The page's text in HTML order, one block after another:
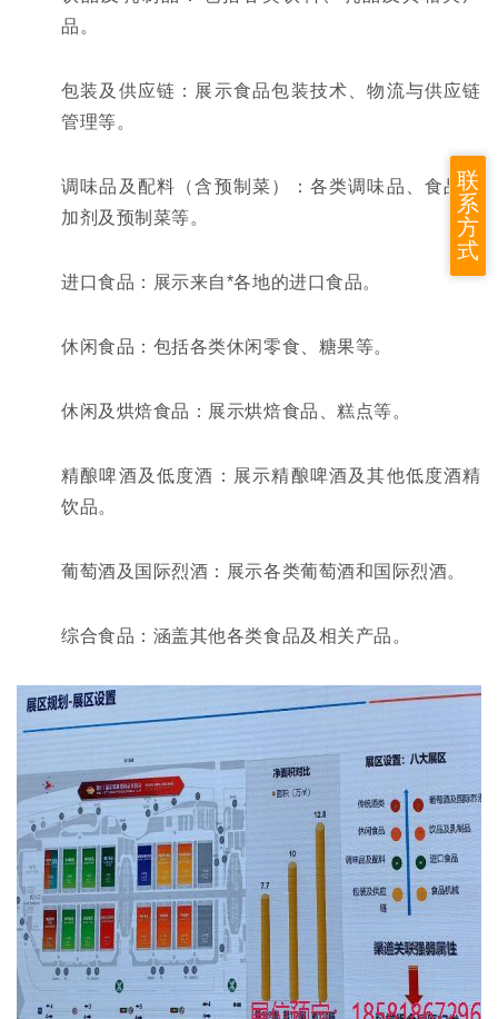
品。
包装及供应链：展示食品包装技术、物流与供应链
管理等。
调味品及配料（含预制菜）：各类调味品、食品添
加剂及预制菜等。
进口食品：展示来自*各地的进口食品。
休闲食品：包括各类休闲零食、糖果等。
休闲及烘焙食品：展示烘焙食品、糕点等。
精酿啤酒及低度酒：展示精酿啤酒及其他低度酒精
饮品。
葡萄酒及国际烈酒：展示各类葡萄酒和国际烈酒。
综合食品：涵盖其他各类食品及相关产品。
联
系
方
式